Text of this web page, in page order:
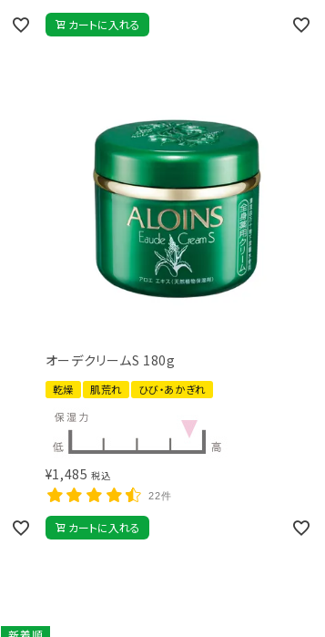
カートに入れる
オーデクリームS 180g
乾燥 肌荒れ ひび・あかぎれ
¥1,485 税込
22件
カートに入れる